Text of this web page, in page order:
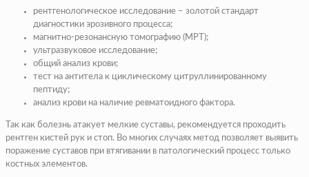
рентгенологическое исследование – золотой стандарт
диагностики эрозивного процесса;
магнитно-резонансную томографию (МРТ);
ультразвуковое исследование;
общий анализ крови;
тест на антитела к циклическому цитруллинированному
пептиду;
анализ крови на наличие ревматоидного фактора.
Так как болезнь атакует мелкие суставы, рекомендуется проходить
рентген кистей рук и стоп. Во многих случаях метод позволяет выявить
поражение суставов при втягивании в патологический процесс только
костных элементов.